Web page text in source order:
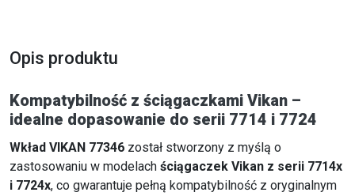
Opis produktu
Kompatybilność z ściągaczkami Vikan –
idealne dopasowanie do serii 7714 i 7724
Wkład VIKAN 77346 został stworzony z myślą o
zastosowaniu w modelach ściągaczek Vikan z serii 7714x
i 7724x, co gwarantuje pełną kompatybilność z oryginalnym